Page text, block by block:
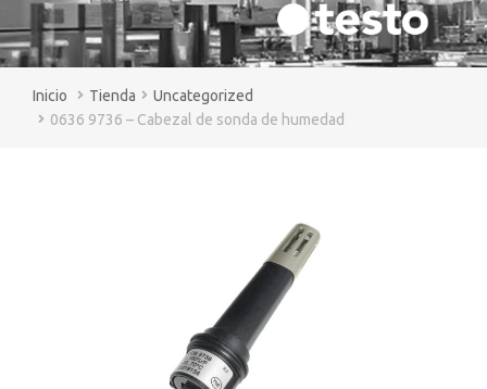
You are here:
Tienda
Uncategorized
0636 9736 – Cabezal de sonda de humedad